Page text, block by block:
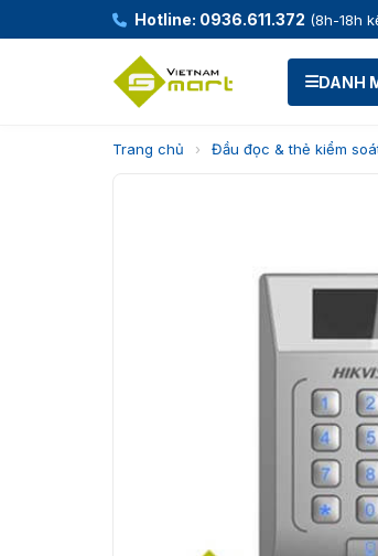
Hotline: 0936.611.372 (8h-18h
DANH
Trang chủ › Đầu đọc & thẻ kiểm